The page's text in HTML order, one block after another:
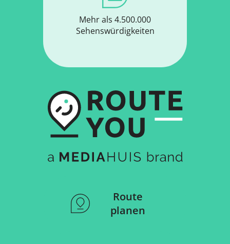
Mehr als 4.500.000
Sehenswürdigkeiten
Route
planen